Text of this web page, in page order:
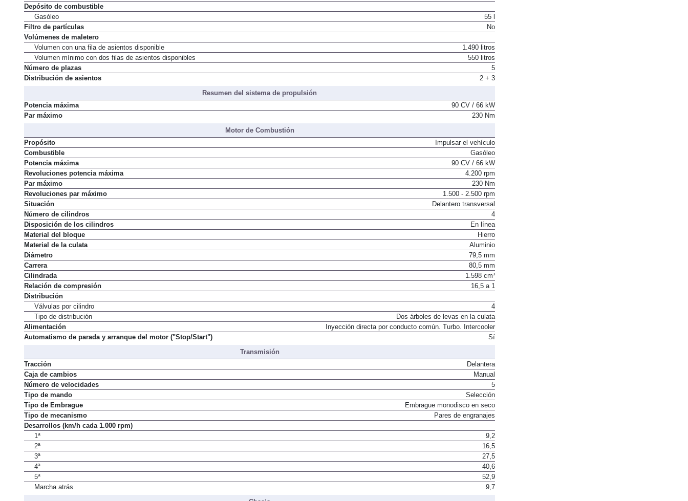
Peso
Depósito de combustible
Gasóleo
55 l
Filtro de partículas
Volúmenes de maletero
Volumen con una fila de asientos disponible
1.490 litros
Volumen mínimo con dos filas de asientos disponibles
550 litros
Número de plazas
5
Resumen del sistema de propulsión
Potencia máxima
90 CV / 66 kW
Motor de Combustión
Propósito
Impulsar el vehículo
Combustible
Gasóleo
Potencia máxima
90 CV / 66 kW
Revoluciones potencia máxima
4.200 rpm
Par máximo
230 Nm
Revoluciones par máximo
1.500 - 2.500 rpm
Situación
Delantero transversal
Número de cilindros
4
Disposición de los cilindros
En línea
Material del bloque
Hierro
Material de la culata
Aluminio
Diámetro
79,5 mm
Carrera
80,5 mm
Cilindrada
1.598 cm³
Relación de compresión
Distribución
Válvulas por cilindro
4
Tipo de distribución
Dos árboles de levas en la culata
Alimentación
Inyección directa por conducto común. Turbo. Intercooler
Transmisión
Tracción
Delantera
Caja de cambios
Manual
Número de velocidades
5
Tipo de mando
Selección
Tipo de Embrague
Embrague monodisco en seco
Tipo de mecanismo
Desarrollos (km/h cada 1.000 rpm)
1ª
9,2
2ª
16,5
3ª
27,5
4ª
40,6
5ª
52,9